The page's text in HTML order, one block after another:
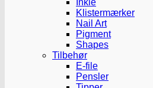
Inkie
Klistermærker
Nail Art
Pigment
Shapes
Tilbehør
E-file
Pensler